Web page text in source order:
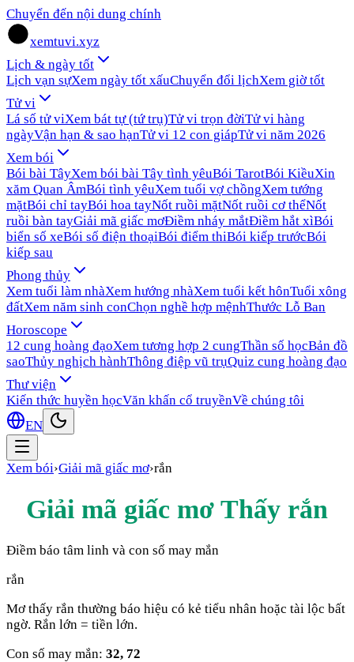
Chuyển đến nội dung chính
xemtuvi.xyz
Lịch & ngày tốt
Lịch vạn sựXem ngày tốt xấuChuyển đổi lịchXem giờ tốt
Tử vi
Lá số tử viXem bát tự (tứ trụ)Tử vi trọn đờiTử vi hàng
ngàyVận hạn & sao hạnTử vi 12 con giápTử vi năm 2026
Xem bói
Bói bài TâyXem bói bài Tây tình yêuBói TarotBói KiềuXin
xăm Quan ÂmBói tình yêuXem tuổi vợ chồngXem tướng
mặtBói chỉ tayBói hoa tayNốt ruồi mặtNốt ruồi cơ thểNốt
ruồi bàn tayGiải mã giấc mơĐiềm nháy mắtĐiềm hắt xìBói
biển số xeBói số điện thoạiBói điểm thiBói kiếp trướcBói
kiếp sau
Phong thủy
Xem tuổi làm nhàXem hướng nhàXem tuổi kết hônTuổi xông
đấtXem năm sinh conChọn nghề hợp mệnhThước Lỗ Ban
Horoscope
12 cung hoàng đạoXem tương hợp 2 cungThần số họcBản đồ
saoThủy nghịch hànhThông điệp vũ trụQuiz cung hoàng đạo
Thư viện
Kiến thức huyền họcVăn khấn cổ truyềnVề chúng tôi
EN
Xem bói›Giải mã giấc mơ›rắn
Giải mã giấc mơ Thấy rắn
Điềm báo tâm linh và con số may mắn
rắn
Mơ thấy rắn thường báo hiệu có kẻ tiểu nhân hoặc tài lộc bất
ngờ. Rắn lớn = tiền lớn.
Con số may mắn: 32, 72